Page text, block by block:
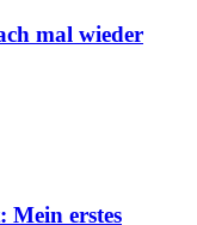
mal wieder
Mein erstes